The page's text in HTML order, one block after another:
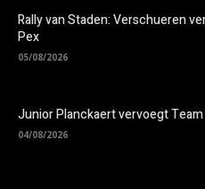
Rally van Staden: Verschueren
Pex
05/08/2026
Junior Planckaert vervoegt
04/08/2026